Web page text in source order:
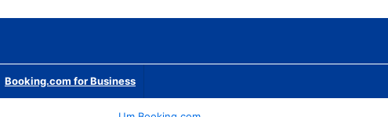
Booking.com for Business